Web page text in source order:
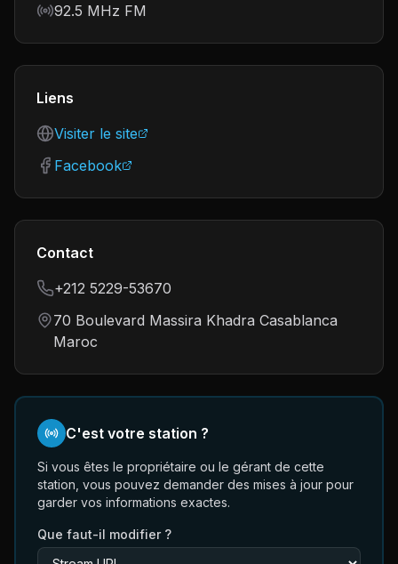
Frequency
92.5 MHz FM
Liens
Visiter le site
Facebook
Contact
+212 5229-53670
70 Boulevard Massira Khadra Casablanca
Maroc
C'est votre station ?
Si vous êtes le propriétaire ou le gérant de cette
station, vous pouvez demander des mises à jour pour
garder vos informations exactes.
Que faut-il modifier ?